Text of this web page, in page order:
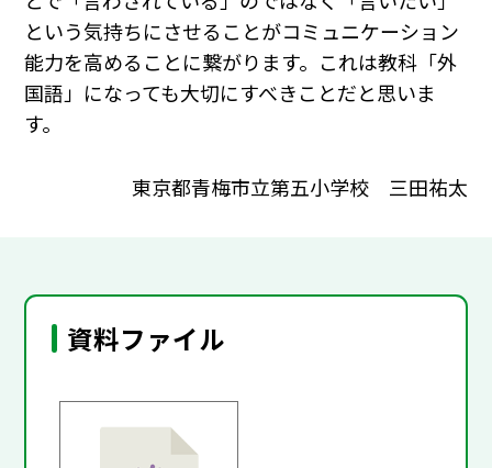
という気持ちにさせることがコミュニケーション
能力を高めることに繋がります。これは教科「外
国語」になっても大切にすべきことだと思いま
す。
東京都青梅市立第五小学校 三田祐太
資料ファイル